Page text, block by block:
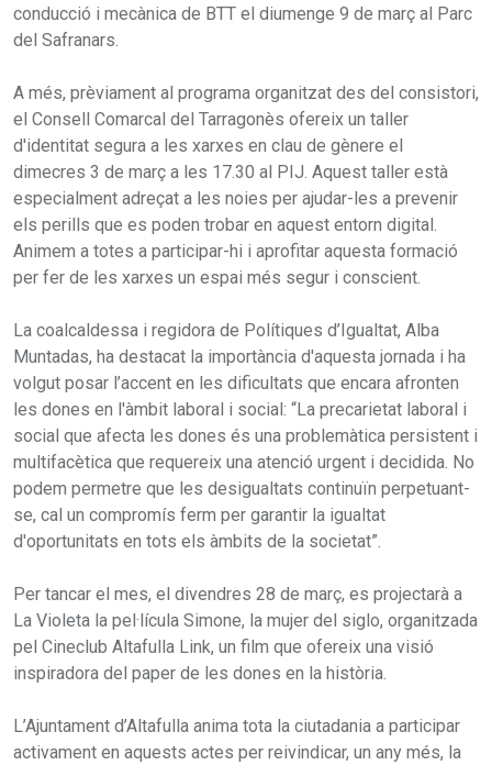
conducció i mecànica de BTT el diumenge 9 de març al Parc
del Safranars.
A més, prèviament al programa organitzat des del consistori,
el Consell Comarcal del Tarragonès ofereix un taller
d'identitat segura a les xarxes en clau de gènere el
dimecres 3 de març a les 17.30 al PIJ. Aquest taller està
especialment adreçat a les noies per ajudar-les a prevenir
els perills que es poden trobar en aquest entorn digital.
Animem a totes a participar-hi i aprofitar aquesta formació
per fer de les xarxes un espai més segur i conscient.
La coalcaldessa i regidora de Polítiques d’Igualtat, Alba
Muntadas, ha destacat la importància d'aquesta jornada i ha
volgut posar l’accent en les dificultats que encara afronten
les dones en l'àmbit laboral i social: “La precarietat laboral i
social que afecta les dones és una problemàtica persistent i
multifacètica que requereix una atenció urgent i decidida. No
podem permetre que les desigualtats continuïn perpetuant-
se, cal un compromís ferm per garantir la igualtat
d'oportunitats en tots els àmbits de la societat”.
Per tancar el mes, el divendres 28 de març, es projectarà a
La Violeta la pel·lícula Simone, la mujer del siglo, organitzada
pel Cineclub Altafulla Link, un film que ofereix una visió
inspiradora del paper de les dones en la història.
L’Ajuntament d’Altafulla anima tota la ciutadania a participar
activament en aquests actes per reivindicar, un any més, la